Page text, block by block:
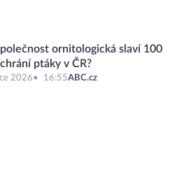
ornitologická slaví 100
ptáky v ČR?
2026 16:55ABC.cz